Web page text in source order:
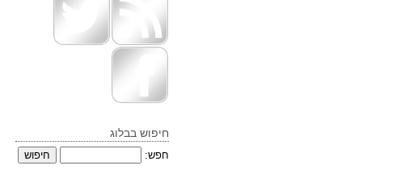
חיפוש בבלוג
חפש: